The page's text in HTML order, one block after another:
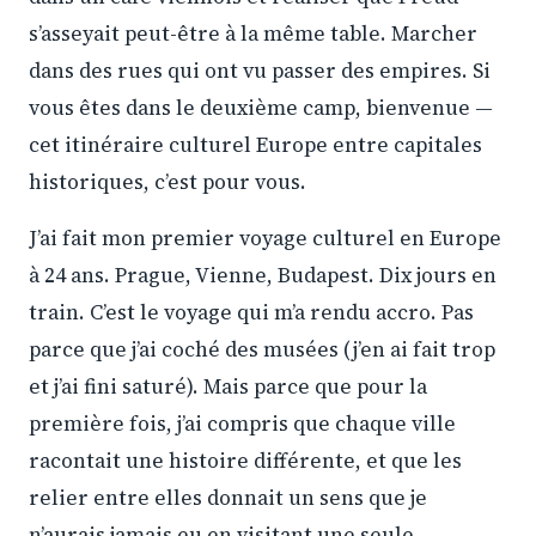
s’asseyait peut-être à la même table. Marcher
dans des rues qui ont vu passer des empires. Si
vous êtes dans le deuxième camp, bienvenue —
cet itinéraire culturel Europe entre capitales
historiques, c’est pour vous.
J’ai fait mon premier voyage culturel en Europe
à 24 ans. Prague, Vienne, Budapest. Dix jours en
train. C’est le voyage qui m’a rendu accro. Pas
parce que j’ai coché des musées (j’en ai fait trop
et j’ai fini saturé). Mais parce que pour la
première fois, j’ai compris que chaque ville
racontait une histoire différente, et que les
relier entre elles donnait un sens que je